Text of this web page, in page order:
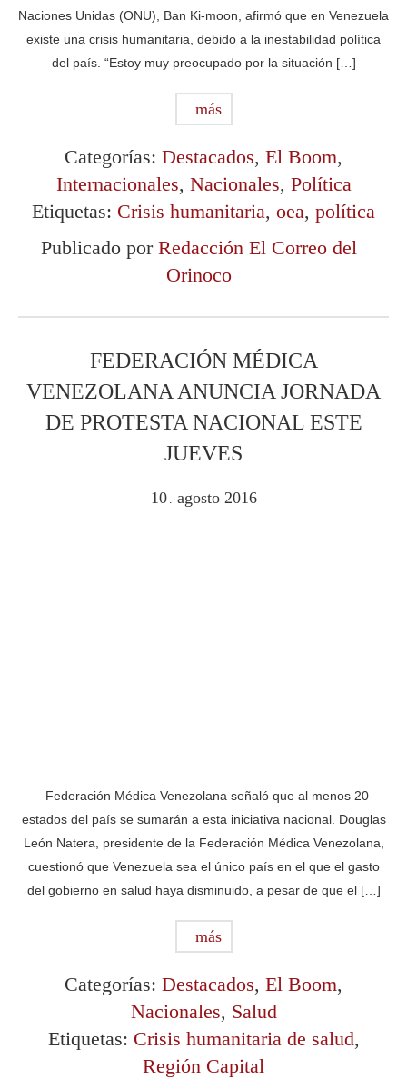
Naciones Unidas (ONU), Ban Ki-moon, afirmó que en Venezuela
existe una crisis humanitaria, debido a la inestabilidad política
del país. “Estoy muy preocupado por la situación […]
más
Categorías: Destacados, El Boom,
Internacionales, Nacionales, Política
Etiquetas: Crisis humanitaria, oea, política
Publicado por Redacción El Correo del
Orinoco
FEDERACIÓN MÉDICA
VENEZOLANA ANUNCIA JORNADA
DE PROTESTA NACIONAL ESTE
JUEVES
10 agosto 2016
Federación Médica Venezolana señaló que al menos 20
estados del país se sumarán a esta iniciativa nacional. Douglas
León Natera, presidente de la Federación Médica Venezolana,
cuestionó que Venezuela sea el único país en el que el gasto
del gobierno en salud haya disminuido, a pesar de que el […]
más
Categorías: Destacados, El Boom,
Nacionales, Salud
Etiquetas: Crisis humanitaria de salud,
Región Capital